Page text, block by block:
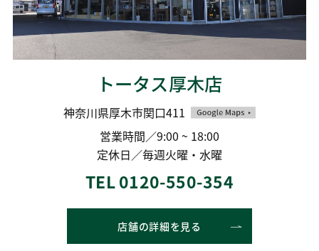
トータス厚木店
神奈川県厚木市関口411
営業時間／9:00 ~ 18:00
定休日／毎週火曜・水曜
TEL 0120-550-354
店舗の詳細を見る